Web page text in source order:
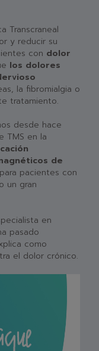
Transcraneal
y reducir su
con dolor
los dolores
la fibromialgia o
tratamiento.
desde hace
TMS en la
de
pacientes con
un gran
en
pasado
como
el dolor crónico.